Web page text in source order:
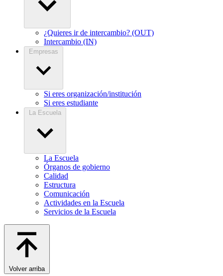
¿Quieres ir de intercambio? (OUT)
Intercambio (IN)
Empresas
Si eres organización/institución
Si eres estudiante
La Escuela
La Escuela
Órganos de gobierno
Calidad
Estructura
Comunicación
Actividades en la Escuela
Servicios de la Escuela
Volver arriba